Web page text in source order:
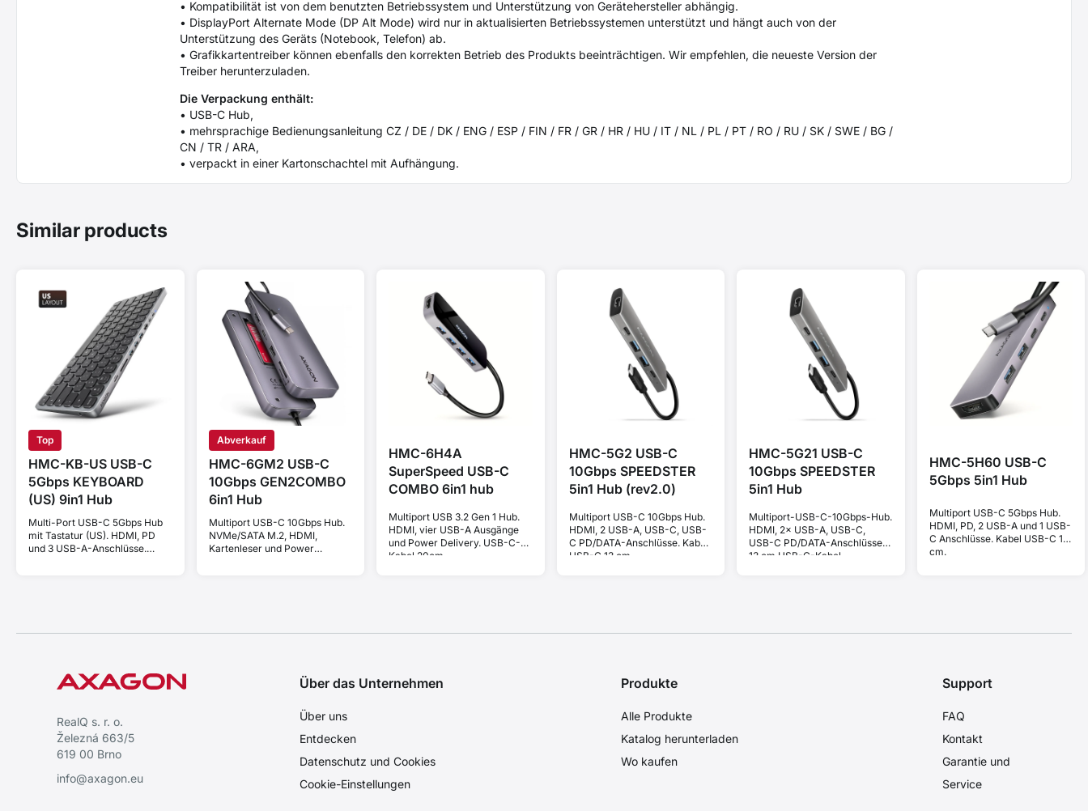
• Kompatibilität ist von dem benutzten Betriebssystem und Unterstützung von Gerätehersteller abhängig.
• DisplayPort Alternate Mode (DP Alt Mode) wird nur in aktualisierten Betriebssystemen unterstützt und hängt auch von der
Unterstützung des Geräts (Notebook, Telefon) ab.
• Grafikkartentreiber können ebenfalls den korrekten Betrieb des Produkts beeinträchtigen. Wir empfehlen, die neueste Version der
Treiber herunterzuladen.
Die Verpackung enthält:
• USB-C Hub,
• mehrsprachige Bedienungsanleitung CZ / DE / DK / ENG / ESP / FIN / FR / GR / HR / HU / IT / NL / PL / PT / RO / RU / SK / SWE / BG /
CN / TR / ARA,
• verpackt in einer Kartonschachtel mit Aufhängung.
Similar products
Top
HMC-KB-US USB-C
5Gbps KEYBOARD
(US) 9in1 Hub
Multi-Port USB-C 5Gbps Hub
mit Tastatur (US). HDMI, PD
und 3 USB-A-Anschlüsse.
Abverkauf
HMC-6GM2 USB-C
10Gbps GEN2COMBO
6in1 Hub
Multiport USB-C 10Gbps Hub.
NVMe/SATA M.2, HDMI,
Kartenleser und Power
HMC-6H4A
SuperSpeed USB-C
COMBO 6in1 hub
Multiport USB 3.2 Gen 1 Hub.
HDMI, vier USB-A Ausgänge
und Power Delivery. USB-C-
Kabel 20cm.
HMC-5G2 USB-C
10Gbps SPEEDSTER
5in1 Hub (rev2.0)
Multiport USB-C 10Gbps Hub.
HDMI, 2 USB-A, USB-C, USB-
C PD/DATA-Anschlüsse. Kabel
USB-C 13 cm.
HMC-5G21 USB-C
10Gbps SPEEDSTER
5in1 Hub
Multiport-USB-C-10Gbps-Hub.
HDMI, 2× USB-A, USB-C,
USB-C PD/DATA-Anschlüsse.
13 cm USB-C-Kabel.
HMC-5H60 USB-C
5Gbps 5in1 Hub
Multiport USB-C 5Gbps Hub.
HDMI, PD, 2 USB-A und 1 USB-
C Anschlüsse. Kabel USB-C 15
cm.
RealQ s. r. o.
Železná 663/5
619 00 Brno
info@axagon.eu
Über das Unternehmen
Über uns
Entdecken
Datenschutz und Cookies
Cookie-Einstellungen
Produkte
Alle Produkte
Katalog herunterladen
Wo kaufen
Support
FAQ
Kontakt
Garantie und
Service